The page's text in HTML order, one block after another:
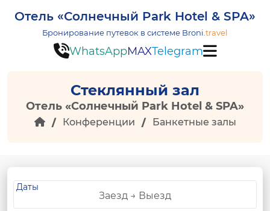
Отель «Солнечный Park Hotel & SPA»
Бронирование путевок в системе Broni. travel
WhatsAppMAXTelegram
Стеклянный зал
Отель «Солнечный Park Hotel & SPA»
Конференции Банкетные залы
Даты